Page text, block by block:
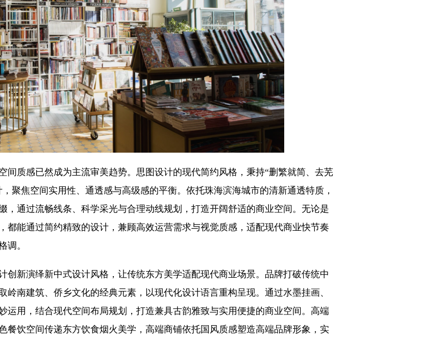
间质感已然成为主流审美趋势。思图设计的现代简约风格，秉持“删繁就简、去芜
聚焦空间实用性、通透感与高级感的平衡。依托珠海滨海城市的清新通透特质，
，通过流畅线条、科学采光与合理动线规划，打造开阔舒适的商业空间。无论是
都能通过简约精致的设计，兼顾高效运营需求与视觉质感，适配现代商业快节奏
调。
创新演绎新中式设计风格，让传统东方美学适配现代商业场景。品牌打破传统中
南建筑、侨乡文化的经典元素，以现代化设计语言重构呈现。通过水墨挂画、
运用，结合现代空间布局规划，打造兼具古韵雅致与实用便捷的商业空间。高端
餐饮空间传递东方饮食烟火美学，高端商铺依托国风质感塑造高端品牌形象，实